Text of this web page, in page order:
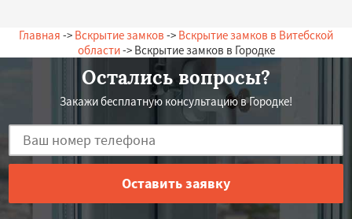
Главная -> Вскрытие замков -> Вскрытие замков в Витебской
области-> Вскрытие замков в Городке
Остались вопросы?
Закажи бесплатную консультацию в Городке!